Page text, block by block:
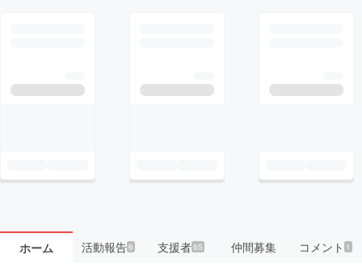
ホーム 活動報告6 支援者65 仲間募集 コメント 1